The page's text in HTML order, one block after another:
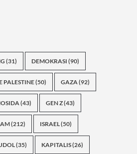
(31) DEMOKRASI (90)
PALESTINE(50) GAZA(92)
(43) GEN Z(43)
(212) ISRAEL(50)
(35) KAPITALIS(26)